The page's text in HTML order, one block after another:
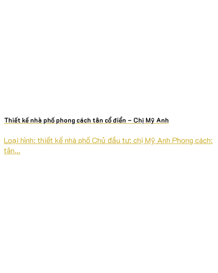
Thiết kế nhà phố phong cách tân cổ điển – Chị Mỹ Anh
Loại hình: thiết kế nhà phố Chủ đầu tư: chị Mỹ Anh Phong cách:
tân...